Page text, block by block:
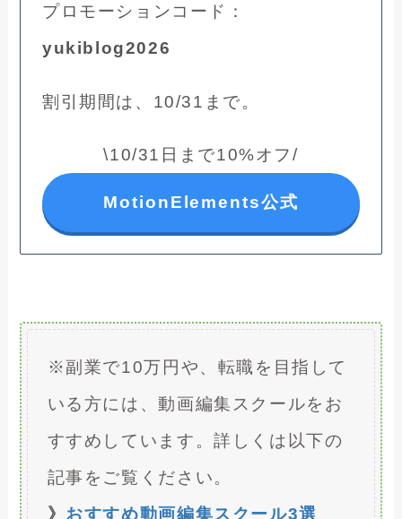
プロモーションコード：
yukiblog2026
割引期間は、10/31まで。
\10/31日まで10%オフ/
MotionElements公式
※副業で10万円や、転職を目指して
いる方には、動画編集スクールをお
すすめしています。詳しくは以下の
記事をご覧ください。
》 おすすめ動画編集スクール3選